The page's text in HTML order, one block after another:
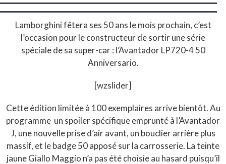
Lamborghini fêtera ses 50 ans le mois prochain, c’est
l’occasion pour le constructeur de sortir une série
spéciale de sa super-car : l’Avantador LP720-4 50
Anniversario.
[wzslider]
Cette édition limitée à 100 exemplaires arrive bientôt. Au
programme un spoiler spécifique emprunté à l’Avantador
J, une nouvelle prise d’air avant, un bouclier arrière plus
massif, et le badge 50 apposé sur la carrosserie. La teinte
jaune Giallo Maggio n’a pas été choisie au hasard puisqu’il